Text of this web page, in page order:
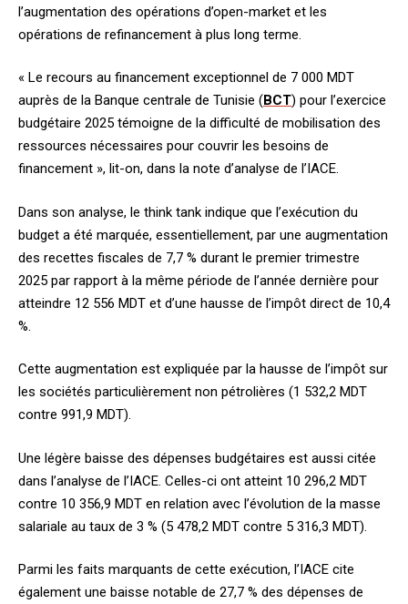
l’augmentation des opérations d’open-market et les
opérations de refinancement à plus long terme.
« Le recours au financement exceptionnel de 7 000 MDT
auprès de la Banque centrale de Tunisie (BCT) pour l’exercice
budgétaire 2025 témoigne de la difficulté de mobilisation des
ressources nécessaires pour couvrir les besoins de
financement », lit-on, dans la note d’analyse de l’IACE.
Dans son analyse, le think tank indique que l’exécution du
budget a été marquée, essentiellement, par une augmentation
des recettes fiscales de 7,7 % durant le premier trimestre
2025 par rapport à la même période de l’année dernière pour
atteindre 12 556 MDT et d’une hausse de l’impôt direct de 10,4
%.
Cette augmentation est expliquée par la hausse de l’impôt sur
les sociétés particulièrement non pétrolières (1 532,2 MDT
contre 991,9 MDT).
Une légère baisse des dépenses budgétaires est aussi citée
dans l’analyse de l’IACE. Celles-ci ont atteint 10 296,2 MDT
contre 10 356,9 MDT en relation avec l’évolution de la masse
salariale au taux de 3 % (5 478,2 MDT contre 5 316,3 MDT).
Parmi les faits marquants de cette exécution, l’IACE cite
également une baisse notable de 27,7 % des dépenses de